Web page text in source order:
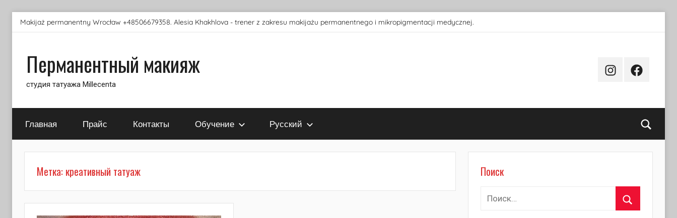
Перейти
Makijaż permanentny Wrocław +48506679358. Alesia Khakhlova - trener z zakresu makijażu permanentnego i mikropigmentacji medycznej.
Перманентный макияж
студия татуажа Millecenta
InstagramFacebook
Главная Прайс Контакты Обучение Русский
Метка: креативный татуаж Поиск
Найти: